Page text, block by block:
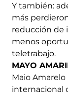
Y también:
más
reducción de
menos
teletrabajo.
MAYO
Maio
internacional